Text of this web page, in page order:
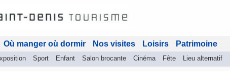
Sport Enfant Salon brocante Cinéma Fête Lieu alternatif
Où manger où dormir Nos visites Loisirs Patrimoine